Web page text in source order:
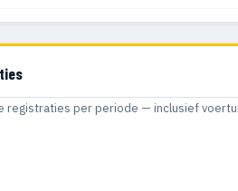
3
4
registraties per periode — inclusief